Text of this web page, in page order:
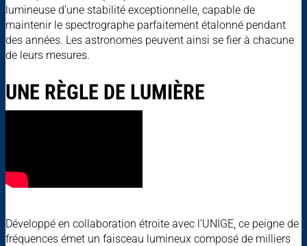
lumineuse d’une stabilité exceptionnelle, capable de
maintenir le spectrographe parfaitement étalonné pendant
des années. Les astronomes peuvent ainsi se fier à chacune
de leurs mesures.
UNE RÈGLE DE LUMIÈRE
Développé en collaboration étroite avec l’UNIGE, ce peigne de
fréquences émet un faisceau lumineux composé de milliers